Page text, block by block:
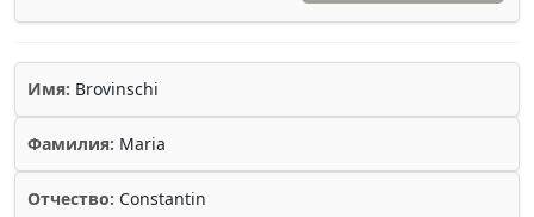
Имя: Brovinschi
Фамилия: Maria
Отчество: Constantin